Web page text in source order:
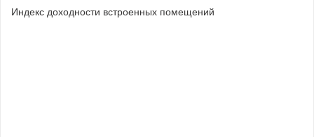
Индекс доходности встроенных помещений